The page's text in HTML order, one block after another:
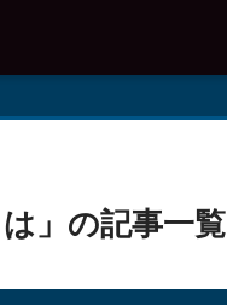
」の記事一覧